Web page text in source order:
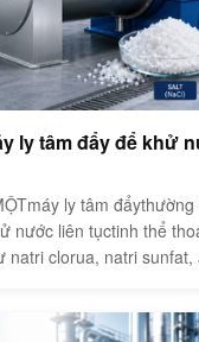
ly tâm đẩy để khử
ly tâm
nước liên tụctinh thể
natri clorua, natri sunfat,
loại bỏ bằng lực ly